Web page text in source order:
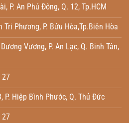
P. An Phú Đông, Q. 12, Tp.HCM
Tri Phương, P. Bửu Hòa,Tp.Biên Hòa
Vương, P. An Lạc, Q. Binh Tân,
27
P. Hiệp Bình Phước, Q. Thủ Đức
27